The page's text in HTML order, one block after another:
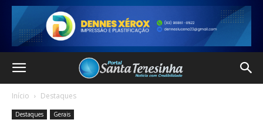
Início Destaques
Destaques Gerais